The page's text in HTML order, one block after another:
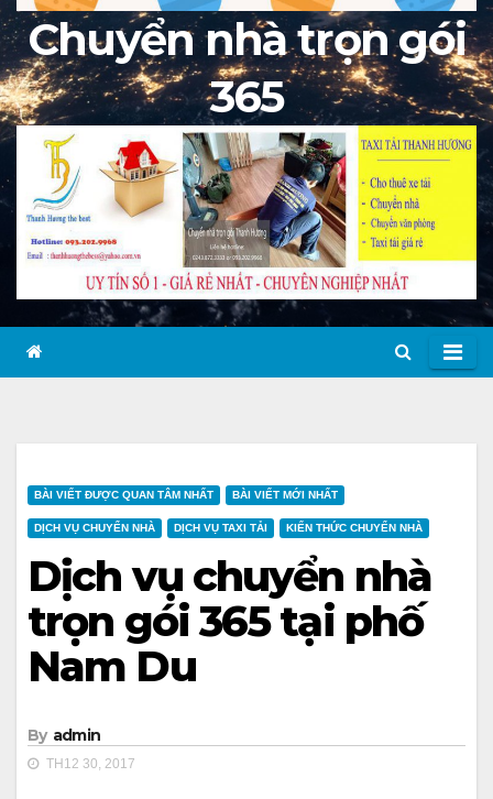
Chuyển nhà trọn gói
365
BÀI VIẾT ĐƯỢC QUAN TÂM NHẤT BÀI VIẾT MỚI NHẤT
DỊCH VỤ CHUYỂN NHÀ DỊCH VỤ TAXI TẢI KIẾN THỨC CHUYỂN NHÀ
Dịch vụ chuyển nhà
trọn gói 365 tại phố
Nam Du
By admin
TH12 30, 2017